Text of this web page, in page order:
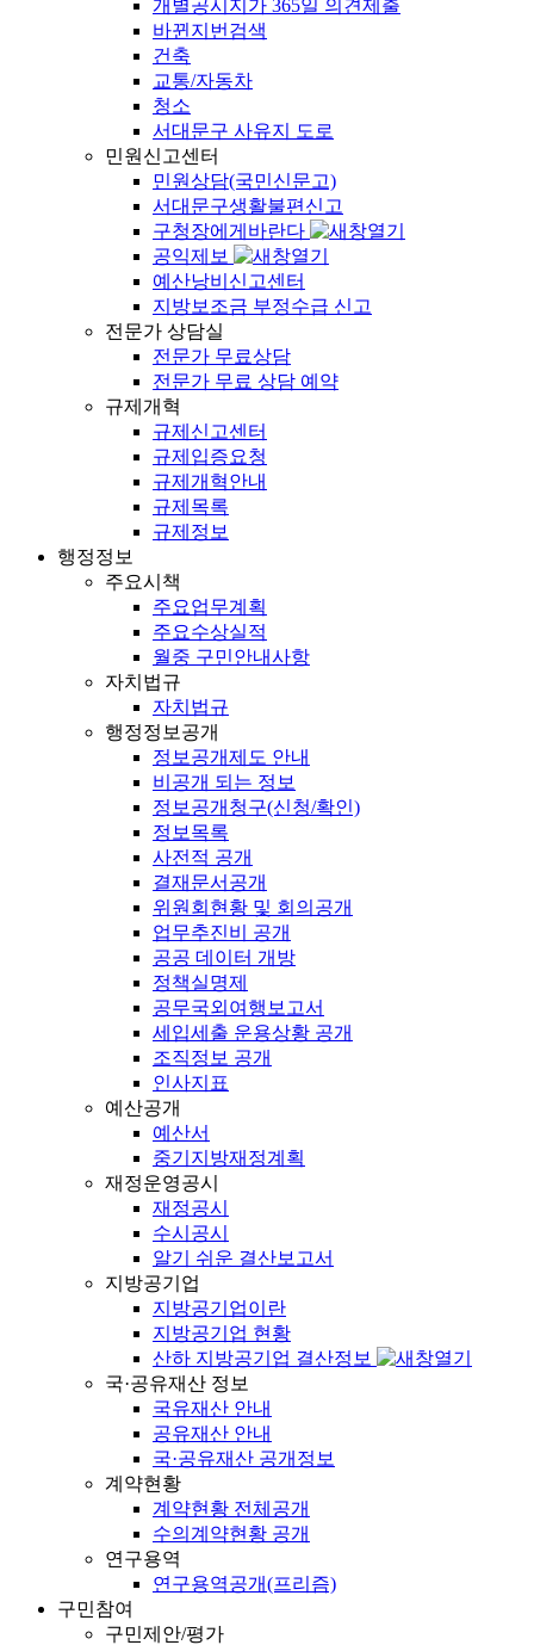
개별공시지가 365일 의견제출
바뀐지번검색
건축
교통/자동차
청소
서대문구 사유지 도로
민원신고센터
민원상담(국민신문고)
서대문구생활불편신고
구청장에게바란다
공익제보
예산낭비신고센터
지방보조금 부정수급 신고
전문가 상담실
전문가 무료상담
전문가 무료 상담 예약
규제개혁
규제신고센터
규제입증요청
규제개혁안내
규제목록
규제정보
행정정보
주요시책
주요업무계획
주요수상실적
월중 구민안내사항
자치법규
자치법규
행정정보공개
정보공개제도 안내
비공개 되는 정보
정보공개청구(신청/확인)
정보목록
사전적 공개
결재문서공개
위원회현황 및 회의공개
업무추진비 공개
공공 데이터 개방
정책실명제
공무국외여행보고서
세입세출 운용상황 공개
조직정보 공개
인사지표
예산공개
예산서
중기지방재정계획
재정운영공시
재정공시
수시공시
알기 쉬운 결산보고서
지방공기업
지방공기업이란
지방공기업 현황
산하 지방공기업 결산정보
국·공유재산 정보
국유재산 안내
공유재산 안내
국·공유재산 공개정보
계약현황
계약현황 전체공개
수의계약현황 공개
연구용역
연구용역공개(프리즘)
구민참여
구민제안/평가